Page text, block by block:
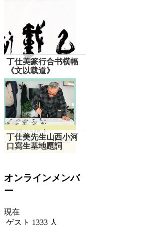
丁仕美篆行合书横幅
《文以载道》
丁仕美先生山西小河
口寫生基地題詞
オンラインメンバ
ー
現在
ゲスト 1333 人